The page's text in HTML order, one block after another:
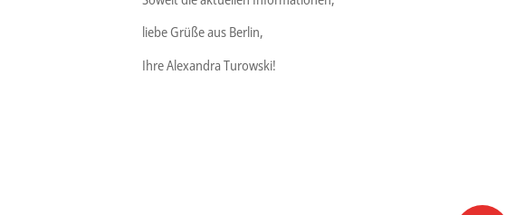
liebe Grüße aus Berlin,
Ihre Alexandra Turowski!